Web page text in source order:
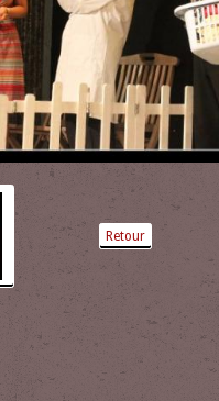
Retour